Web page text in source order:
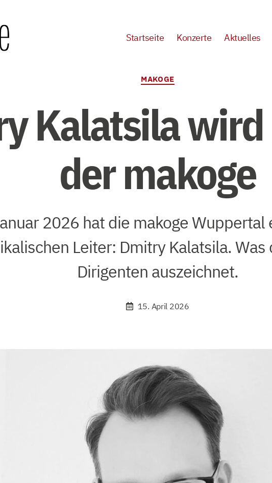
Startseite Konzerte Aktuelles
Kategorien
MAKOGE
Kalatsila
der makoge
2026 hat die makoge Wuppertal
Leiter: Dmitry Kalatsila. Was
Dirigenten auszeichnet.
15. April 2026